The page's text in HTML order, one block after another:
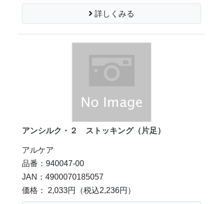
詳しくみる
アンシルク・２ ストッキング（片足）
アルケア
品番：940047-00
JAN：4900070185057
価格： 2,033円
（税込2,236円）